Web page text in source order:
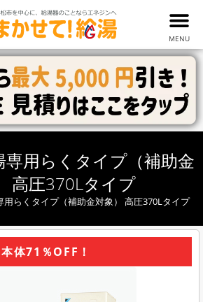
MENU
専用らくタイプ（補助金
高圧370Lタイプ
用らくタイプ（補助金対象） 高圧370Lタイプ
本体71％OFF！